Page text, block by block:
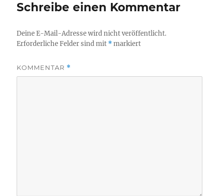
Schreibe einen Kommentar
Deine E-Mail-Adresse wird nicht veröffentlicht.
Erforderliche Felder sind mit *markiert
KOMMENTAR *